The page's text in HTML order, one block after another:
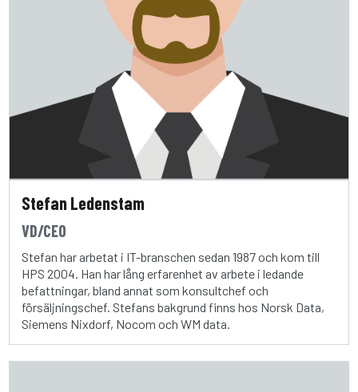
Stefan Ledenstam
VD/CEO
Stefan har arbetat i IT-branschen sedan 1987 och kom till
HPS 2004. Han har lång erfarenhet av arbete i ledande
befattningar, bland annat som konsultchef och
försäljningschef. Stefans bakgrund finns hos Norsk Data,
Siemens Nixdorf, Nocom och WM data.